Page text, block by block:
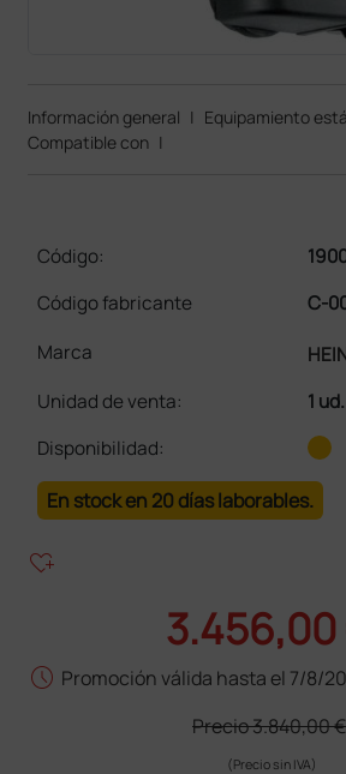
Información general | Equipamiento
Compatible con |
Código:
Código fabricante
C-
Marca
Unidad de venta:
1 ud.
Disponibilidad:
En stock en 20 días laborables.
heart_plus
schedule Promoción válida hasta el 7/8/
Precio3.840,00 €
(Precio sin IVA)